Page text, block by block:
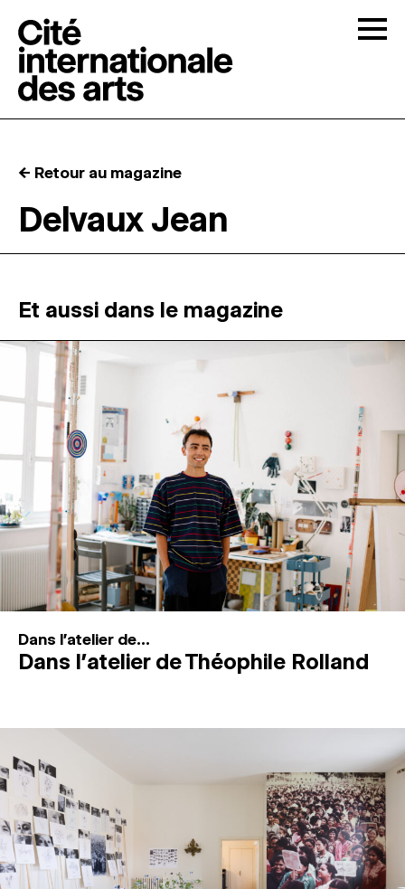
RÉSIDENCES ↓
ATELIERS OUVERTS
PROGRAMMATION
MAGAZINE
ESPACES DE PRATIQUE ARTISTIQUE ↓
Recherche
Connexion
← Retour au magazine
Delvaux Jean
Et aussi dans le magazine
Dans l'atelier de...
Dans l’atelier de Théophile Rolland